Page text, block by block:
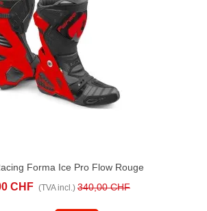
Forma Ice Pro Flow Rouge
CHF (TVA incl.) 340,00 CHF